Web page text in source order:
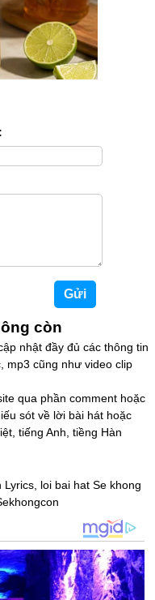
còn
nhật đầy đủ các thông tin
mp3 cũng như video clip
qua phần comment hoặc
sót về lời bài hát hoặc
tiếng Anh, tiềng Hàn
loi bai hat Se khong